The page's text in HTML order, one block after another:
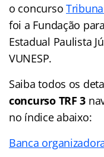
o concurso
foi a Fundação
Estadual Paulista
VUNESP.
Saiba todos os
concurso TRF 3
no índice abaixo:
Banca